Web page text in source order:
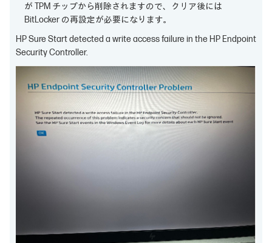
が TPM チップから削除されますので、クリア後には
BitLocker の再設定が必要になります。
HP Sure Start detected a write access failure in the HP Endpoint
Security Controller.